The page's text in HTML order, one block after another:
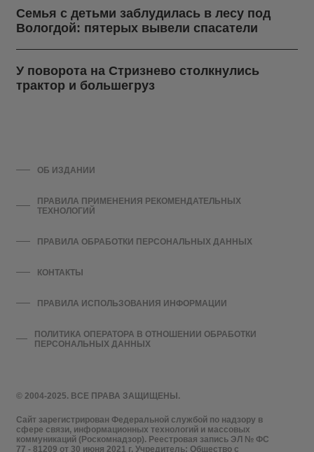
Семья с детьми заблудилась в лесу под
Вологдой: пятерых вывели спасатели
У поворота на Стризнево столкнулись
трактор и большегруз
© 2004-2025. ВСЕ ПРАВА ЗАЩИЩЕНЫ.
Сайт зарегистрирован Федеральной службой по надзору в
сфере связи, информационных технологий и массовых
коммуникаций (Роскомнадзор). Реестровая запись ЭЛ № ФС
77 - 81209 от 30 июня 2021 г. Учредитель: Общество с
ОБ ИЗДАНИИ
ПРАВИЛА ПРИМЕНЕНИЯ РЕКОМЕНДАТЕЛЬНЫХ
ТЕХНОЛОГИЙ
ПРАВИЛА ОБРАБОТКИ ПЕРСОНАЛЬНЫХ ДАННЫХ
КОНТАКТЫ
ПРАВИЛА ИСПОЛЬЗОВАНИЯ ИНФОРМАЦИИ
ПОЛИТИКА ОПЕРАТОРА В ОТНОШЕНИИ ОБРАБОТКИ
ПЕРСОНАЛЬНЫХ ДАННЫХ